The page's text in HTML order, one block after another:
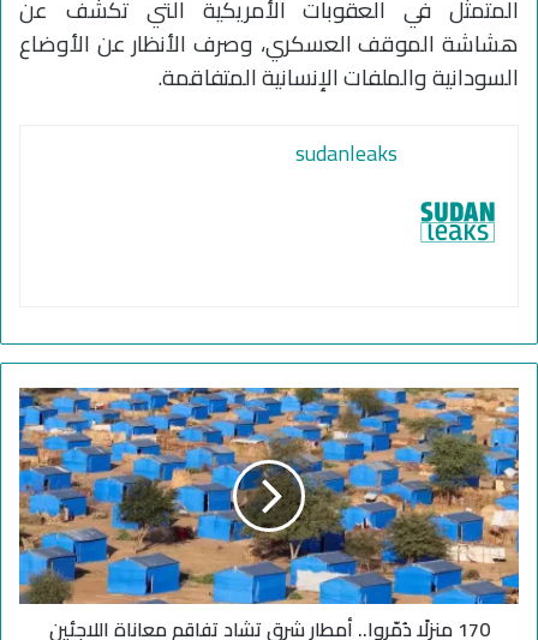
المتمثل في العقوبات الأمريكية التي تكشف عن
هشاشة الموقف العسكري، وصرف الأنظار عن الأوضاع
السودانية والملفات الإنسانية المتفاقمة.
sudanleaks
1
7
0
م
ن
ز
لً
ا
دُ
170 منزلًا دُمّروا.. أمطار شرق تشاد تفاقم معاناة اللاجئين